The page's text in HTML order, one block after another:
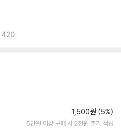
420
1,500원 (5%)
5만원 이상 구매 시 2천원 추가 적립